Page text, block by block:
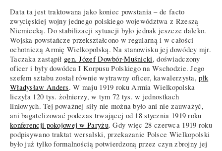
Data ta jest traktowana jako koniec powstania – de facto
zwycięskiej wojny jednego polskiego województwa z Rzeszą
Niemiecką. Do stabilizacji sytuacji było jednak jeszcze daleko.
Wojska powstańcze przekształcono w regularną i w całości
ochotniczą Armię Wielkopolską. Na stanowisku jej dowódcy mjr.
Taczaka zastąpił gen. Józef Dowbór-Muśnicki, doświadczony
oficer i były dowódca I Korpusu Polskiego na Wschodzie. Jego
szefem sztabu został równie wytrawny oficer, kawalerzysta,płk
Władysław Anders. W maju 1919 roku Armia Wielkopolska
liczyła 120 tys. żołnierzy, w tym 72 tys. w jednostkach
liniowych. Tej poważnej siły nie można było ani nie zauważyć,
ani bagatelizować podczas trwającej od 18 stycznia 1919 roku
konferencji pokojowej w Paryżu. Gdy więc 28 czerwca 1919 roku
podpisywano traktat wersalski, przekazanie Polsce Wielkopolski
było już tylko formalnością potwierdzoną przez czyn zbrojny jej